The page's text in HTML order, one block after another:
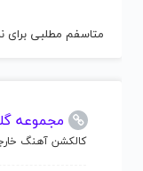
متاسفم مطلبی برای
مجموعه
کالکشن آهنگ